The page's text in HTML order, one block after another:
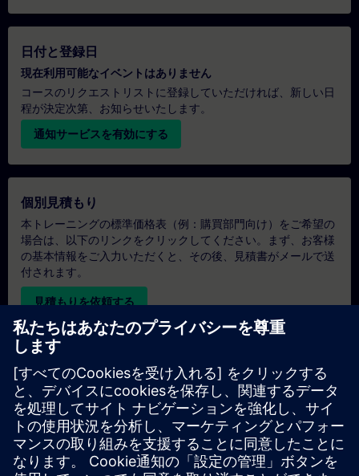
日付と登録日
現在利用可能なイベントはありません
コースのリクエストリストに登録していただければ、新しい日
程が決定次第、お知らせいたします。
通知サービスを有効にする
個別見積もり
本トレーニングの標準価格表（例：購買部門向け）をご希望の
場合は、以下のリンクをクリックしてください。まず、お客様
の基本情報をご入力いただくと、その後、見積書がメールで送
付されます。
見積もりを依頼する
専用トレーニングのお問い合わせ
オンサイト、オンライン、または当社のSITRAINトレーニング
センターでの専用トレーニングコースの見積もりをご希望の場
合は、以下の問い合わせフォームにご記入ください。このタイ
プのお問い合わせは、大人数（6名以上）のグループに適して
います。ご連絡先とトレーニングのご要望をご入力いただく
と、当社から見積もりをお送りいたします。